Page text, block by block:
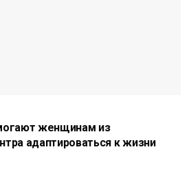
женщинам из
адаптироваться к жизни